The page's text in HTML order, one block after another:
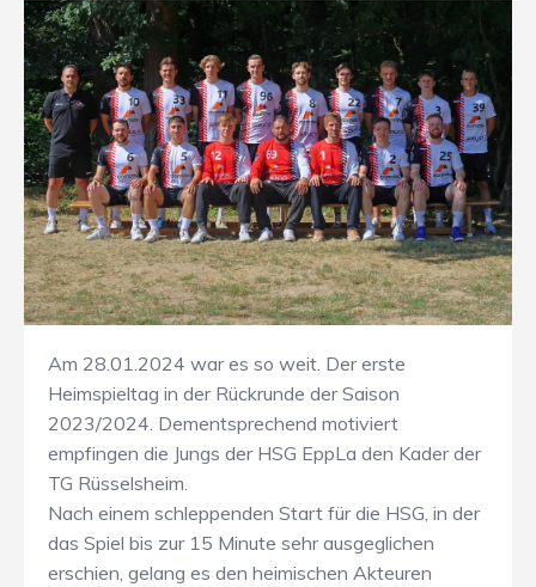
Am 28.01.2024 war es so weit. Der erste
Heimspieltag in der Rückrunde der Saison
2023/2024. Dementsprechend motiviert
empfingen die Jungs der HSG EppLa den Kader der
TG Rüsselsheim.
Nach einem schleppenden Start für die HSG, in der
das Spiel bis zur 15 Minute sehr ausgeglichen
erschien, gelang es den heimischen Akteuren